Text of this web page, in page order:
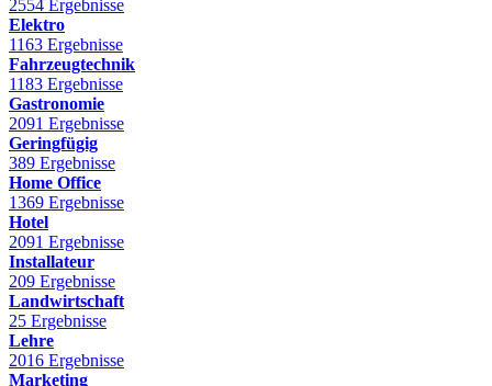
2554 Ergebnisse
Elektro
1163 Ergebnisse
Fahrzeugtechnik
1183 Ergebnisse
Gastronomie
2091 Ergebnisse
Geringfügig
389 Ergebnisse
Home Office
1369 Ergebnisse
Hotel
2091 Ergebnisse
Installateur
209 Ergebnisse
Landwirtschaft
25 Ergebnisse
Lehre
2016 Ergebnisse
Marketing